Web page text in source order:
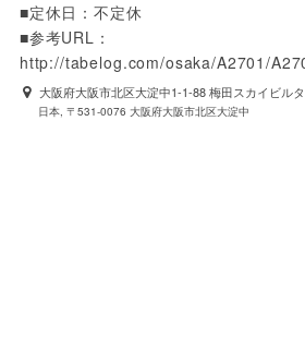
■定休日：不定休
■参考URL：
http://tabelog.com/osaka/A2701/
大阪府大阪市北区大淀中1-1-88 梅田スカイビル
日本, 〒531-0076 大阪府大阪市北区大淀中